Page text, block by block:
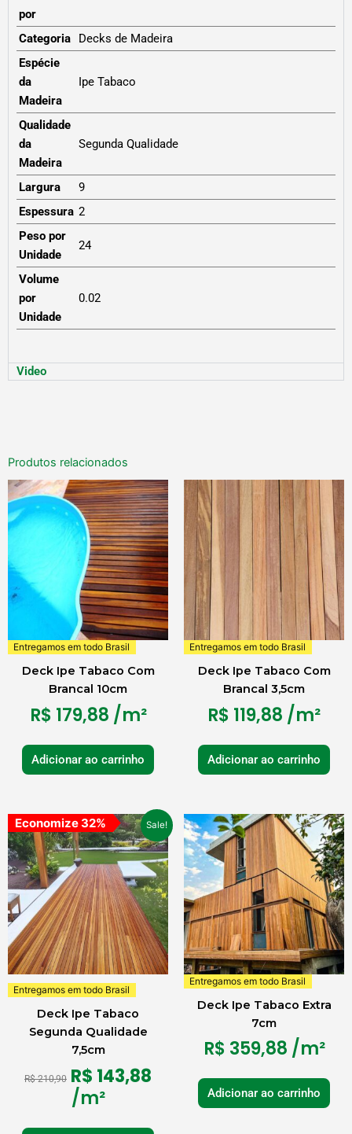
por
Categoria
Decks de Madeira
Espécie
da
Madeira
Ipe Tabaco
Qualidade
da
Madeira
Segunda Qualidade
Largura
9
Espessura 2
Peso por
Unidade
24
Volume
por
Unidade
0.02
Video
Produtos relacionados
Entregamos em todo Brasil
Deck Ipe Tabaco Com
Brancal 10cm
R$ 179,88 /m²
Adicionar ao carrinho
Entregamos em todo Brasil
Deck Ipe Tabaco Com
Brancal 3,5cm
R$ 119,88 /m²
Adicionar ao carrinho
Sale!
Economize 32%
Entregamos em todo Brasil
Deck Ipe Tabaco
Segunda Qualidade
7,5cm
R$210,90
O
preço
original
era:
R$ 210,90.
R$ 143,88
O
preço
atual
é:
R$ 143,88.
/m²
Entregamos em todo Brasil
Deck Ipe Tabaco Extra
7cm
R$ 359,88 /m²
Adicionar ao carrinho